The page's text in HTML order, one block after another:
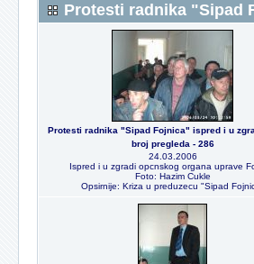
Protesti radnika "Sipad
Protesti radnika "Sipad Fojnica" ispred i u
broj pregleda - 286
24.03.2006
Ispred i u zgradi opcnskog organa uprave
Foto: Hazim Cukle
Opsirnije: Kriza u preduzecu "Sipad